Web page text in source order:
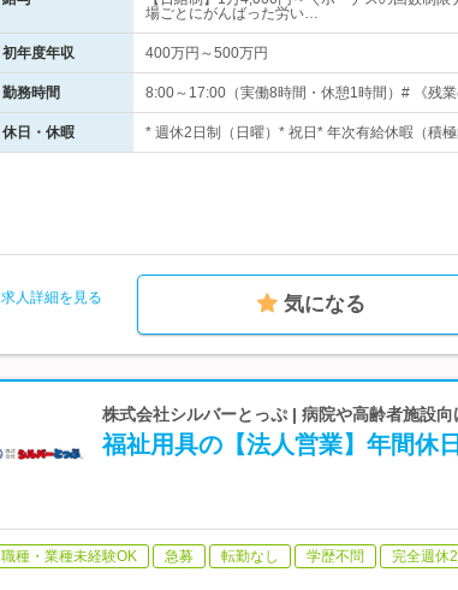
場ごとにがんばった労い…
初年度年収 400万円～500万円
勤務時間 8:00～17:00（実働8時間・休憩1時間）# 《残
休日・休暇 * 週休2日制（日曜）* 祝日* 年次有給休暇（積極
求人詳細を見る 気になる
株式会社シルバーとっぷ | 病院や高齢者施設
福祉用具の【法人営業】年間休
職種・業種未経験OK 急募 転勤なし 学歴不問 完全週休